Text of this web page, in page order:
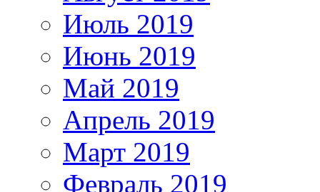
Июль 2019
Июнь 2019
Май 2019
Апрель 2019
Март 2019
Февраль 2019